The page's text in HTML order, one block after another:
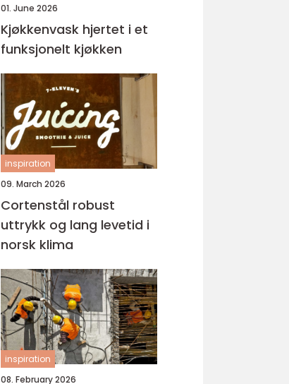
01. June 2026
Kjøkkenvask hjertet i et
funksjonelt kjøkken
inspiration
09. March 2026
Cortenstål robust
uttrykk og lang levetid i
norsk klima
inspiration
08. February 2026